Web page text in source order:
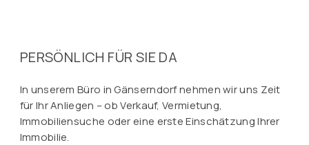
PERSÖNLICH FÜR SIE DA
In unserem Büro in Gänserndorf nehmen wir uns Zeit
für Ihr Anliegen – ob Verkauf, Vermietung,
Immobiliensuche oder eine erste Einschätzung Ihrer
Immobilie.